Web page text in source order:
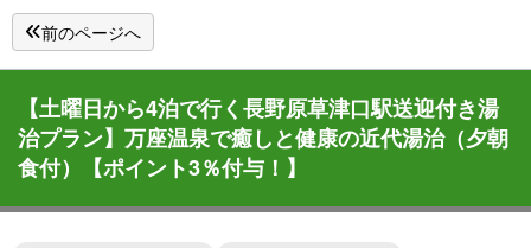
前のページへ
【土曜日から4泊で行く長野原草津口駅送迎付き湯
治プラン】万座温泉で癒しと健康の近代湯治（夕朝
食付）【ポイント3％付与！】